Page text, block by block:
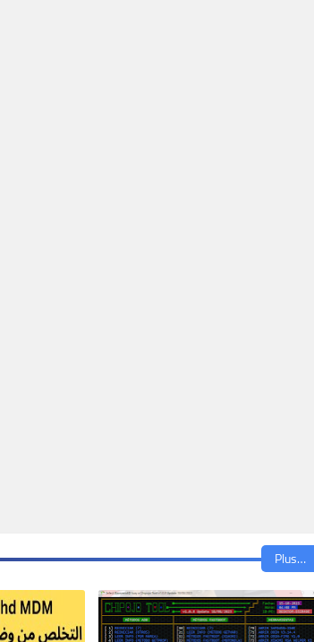
Plus…